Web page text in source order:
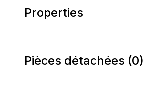
Properties
Pièces détachées (0)